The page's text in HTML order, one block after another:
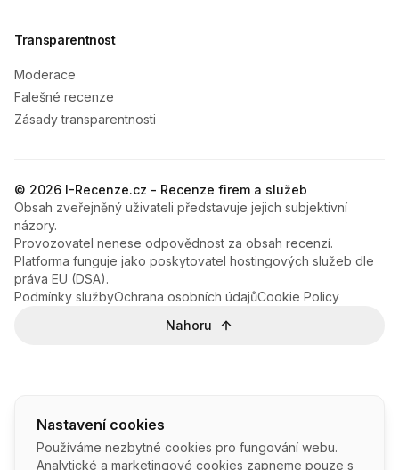
Nastavení cookies
Používáme nezbytné cookies pro fungování webu.
Analytické a marketingové cookies zapneme pouze s
Transparentnost
Moderace
Falešné recenze
Zásady transparentnosti
© 2026 I-Recenze.cz - Recenze firem a služeb
Obsah zveřejněný uživateli představuje jejich subjektivní
názory.
Provozovatel nenese odpovědnost za obsah recenzí.
Platforma funguje jako poskytovatel hostingových služeb dle
práva EU (DSA).
Podmínky službyOchrana osobních údajůCookie Policy
Nahoru